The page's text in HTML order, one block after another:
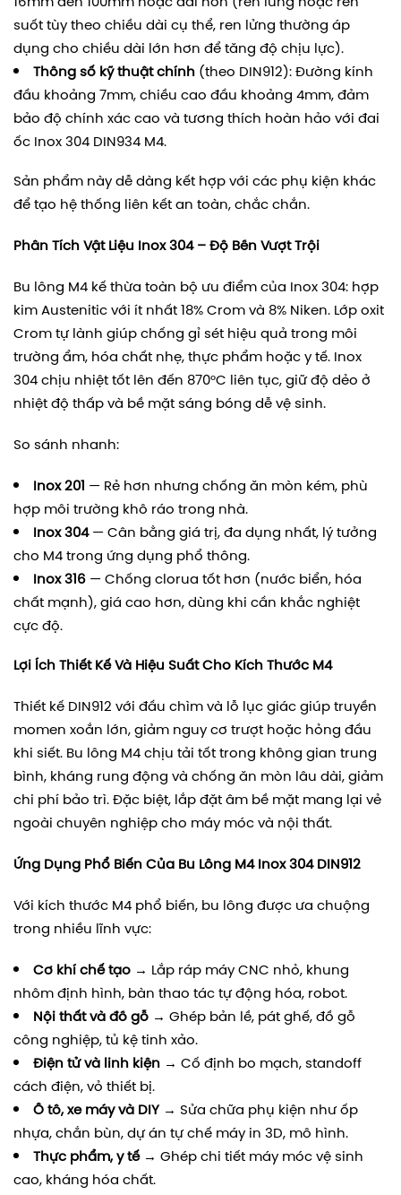
suốt tùy theo chiều dài cụ thể, ren lửng thường áp
dụng cho chiều dài lớn hơn để tăng độ chịu lực).
Thông số kỹ thuật chính(theo DIN912): Đường kính
đầu khoảng 7mm, chiều cao đầu khoảng 4mm, đảm
bảo độ chính xác cao và tương thích hoàn hảo với đai
ốc Inox 304 DIN934 M4.
Sản phẩm này dễ dàng kết hợp với các phụ kiện khác
để tạo hệ thống liên kết an toàn, chắc chắn.
Phân Tích Vật Liệu Inox 304 – Độ Bền Vượt Trội
Bu lông M4 kế thừa toàn bộ ưu điểm của Inox 304: hợp
kim Austenitic với ít nhất 18% Crom và 8% Niken. Lớp oxit
Crom tự lành giúp chống gỉ sét hiệu quả trong môi
trường ẩm, hóa chất nhẹ, thực phẩm hoặc y tế. Inox
304 chịu nhiệt tốt lên đến 870°C liên tục, giữ độ dẻo ở
nhiệt độ thấp và bề mặt sáng bóng dễ vệ sinh.
So sánh nhanh:
Inox 201 — Rẻ hơn nhưng chống ăn mòn kém, phù
hợp môi trường khô ráo trong nhà.
Inox 304— Cân bằng giá trị, đa dụng nhất, lý tưởng
cho M4 trong ứng dụng phổ thông.
Inox 316— Chống clorua tốt hơn (nước biển, hóa
chất mạnh), giá cao hơn, dùng khi cần khắc nghiệt
cực độ.
Lợi Ích Thiết Kế Và Hiệu Suất Cho Kích Thước M4
Thiết kế DIN912 với đầu chìm và lỗ lục giác giúp truyền
momen xoắn lớn, giảm nguy cơ trượt hoặc hỏng đầu
khi siết. Bu lông M4 chịu tải tốt trong không gian trung
bình, kháng rung động và chống ăn mòn lâu dài, giảm
chi phí bảo trì. Đặc biệt, lắp đặt âm bề mặt mang lại vẻ
ngoài chuyên nghiệp cho máy móc và nội thất.
Ứng Dụng Phổ Biến Của Bu Lông M4 Inox 304 DIN912
Với kích thước M4 phổ biến, bu lông được ưa chuộng
trong nhiều lĩnh vực:
Cơ khí chế tạo → Lắp ráp máy CNC nhỏ, khung
nhôm định hình, bàn thao tác tự động hóa, robot.
Nội thất và đồ gỗ → Ghép bản lề, pát ghế, đồ gỗ
công nghiệp, tủ kệ tinh xảo.
Điện tử và linh kiện → Cố định bo mạch, standoff
cách điện, vỏ thiết bị.
Ô tô, xe máy và DIY → Sửa chữa phụ kiện như ốp
nhựa, chắn bùn, dự án tự chế máy in 3D, mô hình.
Thực phẩm, y tế→ Ghép chi tiết máy móc vệ sinh
cao, kháng hóa chất.